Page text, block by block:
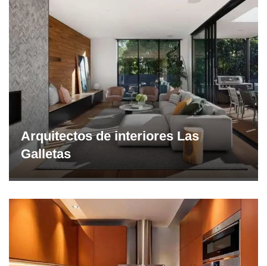
Arquitectos de interiores Las
Galletas